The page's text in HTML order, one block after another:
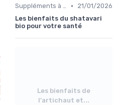
Suppléments à base de plantes •
21/01/2026
Les bienfaits du shatavari
bio pour votre santé
Les bienfaits de
l'artichaut et...